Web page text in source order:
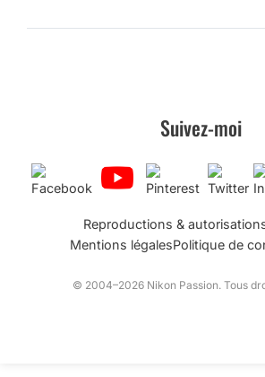
Suivez-moi
Reproductions &
Mentions légalesPolitique de
© 2004–2026 Nikon Passion. Tous